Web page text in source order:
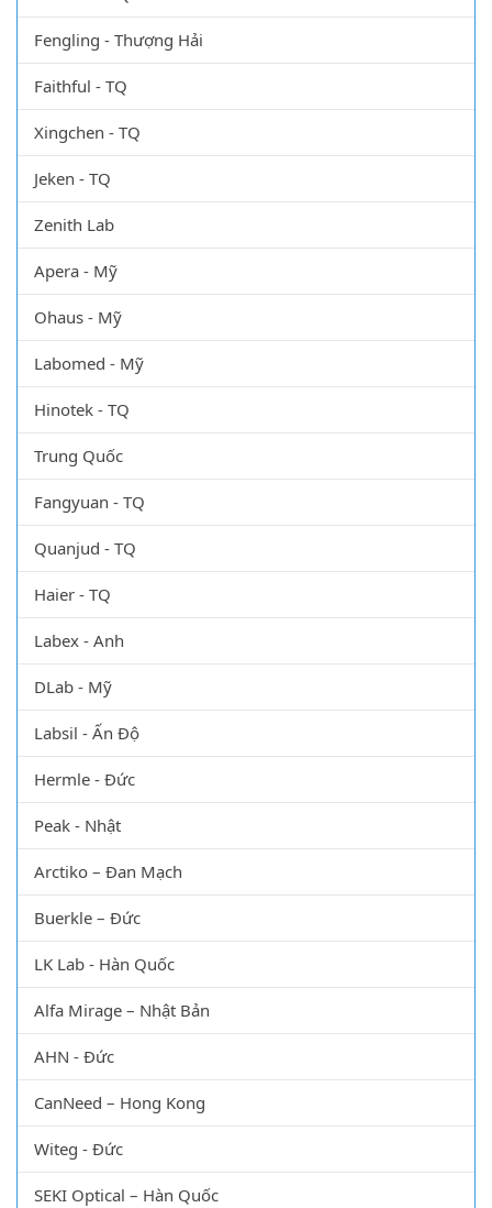
Fengling - Thượng Hải
Faithful - TQ
Xingchen - TQ
Jeken - TQ
Zenith Lab
Apera - Mỹ
Ohaus - Mỹ
Labomed - Mỹ
Hinotek - TQ
Trung Quốc
Fangyuan - TQ
Quanjud - TQ
Haier - TQ
Labex - Anh
DLab - Mỹ
Labsil - Ấn Độ
Hermle - Đức
Peak - Nhật
Arctiko – Đan Mạch
Buerkle – Đức
LK Lab - Hàn Quốc
Alfa Mirage – Nhật Bản
AHN - Đức
CanNeed – Hong Kong
Witeg - Đức
SEKI Optical – Hàn Quốc